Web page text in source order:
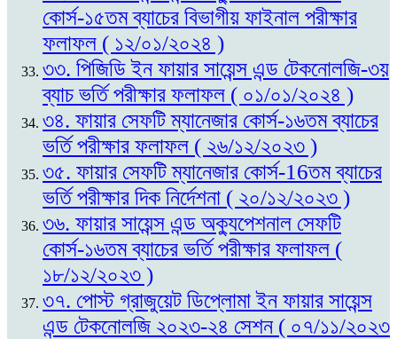
কোর্স-১৫তম ব্যাচের বিভাগীয় ফাইনাল পরীক্ষার
ফলাফল ( ১২/০১/২০২৪ )
৩৩. পিজিডি ইন ফায়ার সায়েন্স এন্ড টেকনোলজি-৩য়
ব্যাচ ভর্তি পরীক্ষার ফলাফল ( ০১/০১/২০২৪ )
৩৪. ফায়ার সেফটি ম্যানেজার কোর্স-১৬তম ব্যাচের
ভর্তি পরীক্ষার ফলাফল ( ২৬/১২/২০২৩ )
৩৫. ফায়ার সেফটি ম্যানেজার কোর্স-16তম ব্যাচের
ভর্তি পরীক্ষার দিক নির্দেশনা ( ২০/১২/২০২৩ )
৩৬. ফায়ার সায়েন্স এন্ড অক্যুপেশনাল সেফটি
কোর্স-১৬তম ব্যাচের ভর্তি পরীক্ষার ফলাফল (
১৮/১২/২০২৩ )
৩৭. পোস্ট গ্রাজুয়েট ডিপ্লোমা ইন ফায়ার সায়েন্স
এন্ড টেকনোলজি ২০২৩-২৪ সেশন ( ০৭/১১/২০২৩